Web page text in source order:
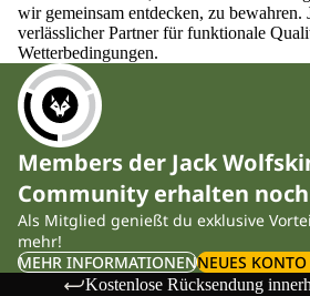
wir gemeinsam entdecken, zu
verlässlicher Partner für funktionale
Wetterbedingungen.
Members der Jack
Community erhalten
Als Mitglied genießt du exklusive
mehr!
MEHR INFORMATIONENNEUES KONTO
Kostenlose Rücksendung